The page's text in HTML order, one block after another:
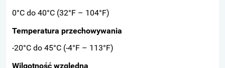
0°C do 40°C (32°F – 104°F)
Temperatura przechowywania
-20°C do 45°C (-4°F – 113°F)
Wilgotność względna